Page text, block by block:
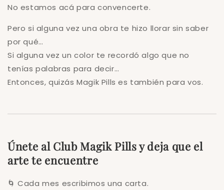
No estamos acá para convencerte.
Pero si alguna vez una obra te hizo llorar sin saber
por qué…
Si alguna vez un color te recordó algo que no
tenías palabras para decir…
Entonces, quizás Magik Pills es también para vos.
Únete al Club Magik Pills y deja que el
arte te encuentre
🌀 Cada mes escribimos una carta.